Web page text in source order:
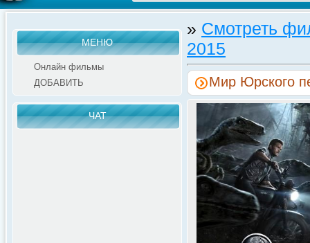
МЕНЮ
Онлайн фильмы
ДОБАВИТЬ
ЧАТ
» Смотреть
2015
Мир Юрского